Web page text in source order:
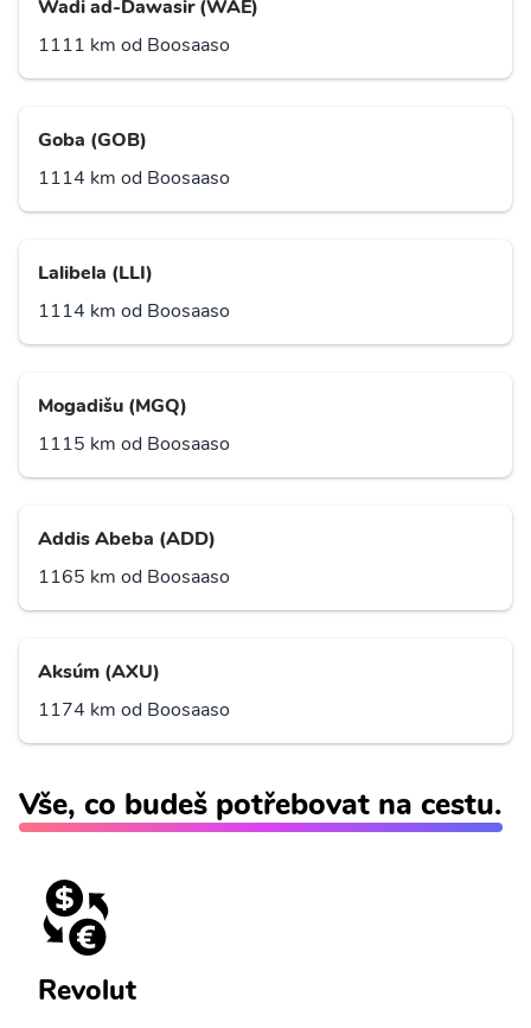
Wadi ad-Dawasir (WAE)
1111 km od Boosaaso
Goba (GOB)
1114 km od Boosaaso
Lalibela (LLI)
1114 km od Boosaaso
Mogadišu (MGQ)
1115 km od Boosaaso
Addis Abeba (ADD)
1165 km od Boosaaso
Aksúm (AXU)
1174 km od Boosaaso
Vše, co budeš potřebovat na cestu.
Revolut